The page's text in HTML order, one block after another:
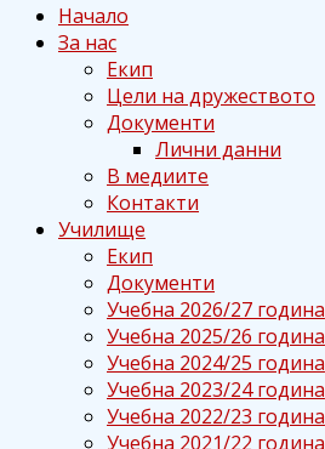
Начало
За нас
Екип
Цели на дружеството
Документи
Лични данни
В медиите
Контакти
Училище
Екип
Документи
Учебна 2026/27 година
Учебна 2025/26 година
Учебна 2024/25 година
Учебна 2023/24 година
Учебна 2022/23 година
Учебна 2021/22 година